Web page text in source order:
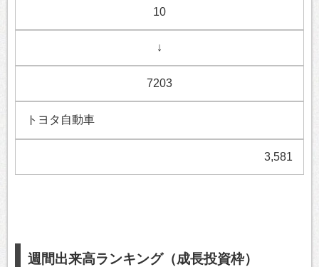
10
↓
7203
トヨタ自動車
3,581
週間出来高ランキング（成長投資枠）